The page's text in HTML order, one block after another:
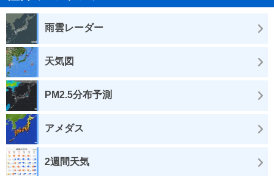
雨雲レーダー
天気図
PM2.5分布予測
アメダス
2週間天気